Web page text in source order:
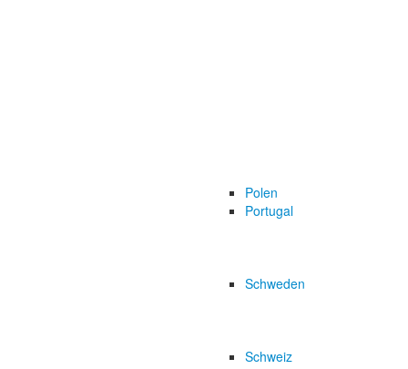
Polen
Portugal
Schweden
Schweiz